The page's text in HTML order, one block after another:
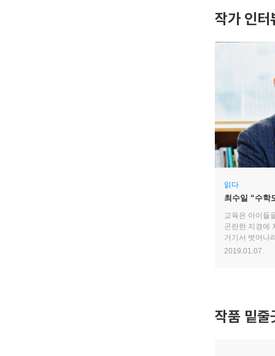
작가 인터
읽다
최수일 “수학
교육은 아이들
곤란한 지경에
거기서 벗어나
교과서는 안 하
2019.01.07.
작품 밑줄